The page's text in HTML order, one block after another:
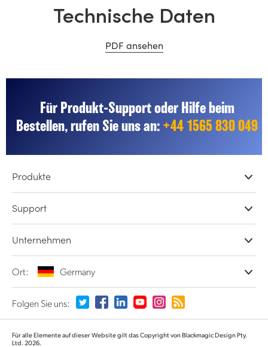
Technische Daten
PDF ansehen
Für Produkt-Support oder Hilfe beim
Bestellen, rufen Sie uns an: +44 1565 830 049
Produkte
DaVinci Resolve und Fusion Software
ATEM Liveproduktion
Aufzeichnung, Erfassung und Wiedergabe
Konverter und Encoder
Test- und Prüfgeräte
Support
Shop-Support
Kontakt
Geschäftsbedingungen
Unternehmen
Informationen über uns
Medien
Ort: Germany
Wählen Sie Ihr Land aus
Folgen Sie uns:
Für alle Elemente auf dieser Website gilt das Copyright von Blackmagic Design Pty.
Ltd. 2026.